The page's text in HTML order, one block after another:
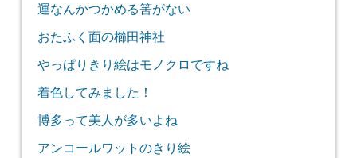
運なんかつかめる筈がない
おたふく面の櫛田神社
やっぱりきり絵はモノクロですね
着色してみました！
博多って美人が多いよね
アンコールワットのきり絵